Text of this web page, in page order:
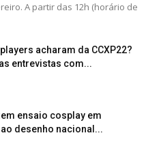
A partir das 12h (horário de
acharam da CCXP22?
entrevistas com...
ensaio cosplay em
desenho nacional...